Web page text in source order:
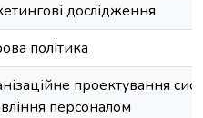
дослідження
політика
проектування
персоналом